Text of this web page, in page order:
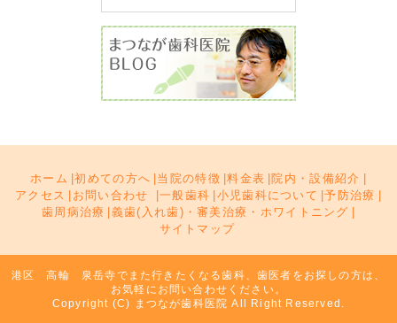
ホーム |初めての方へ 当院の特徴 |料金表 院内・設備紹介
アクセス
お問い合わせ |一般歯科 小児歯科について |予防治療
歯周病治療
義歯(入れ歯)・審美治療・ホワイトニング
サイトマップ
港区 高輪 泉岳寺でまた行きたくなる歯科、歯医者をお探しの方は、
お気軽にお問い合わせください。
Copyright (C) まつなが歯科医院 All Right Reserved.